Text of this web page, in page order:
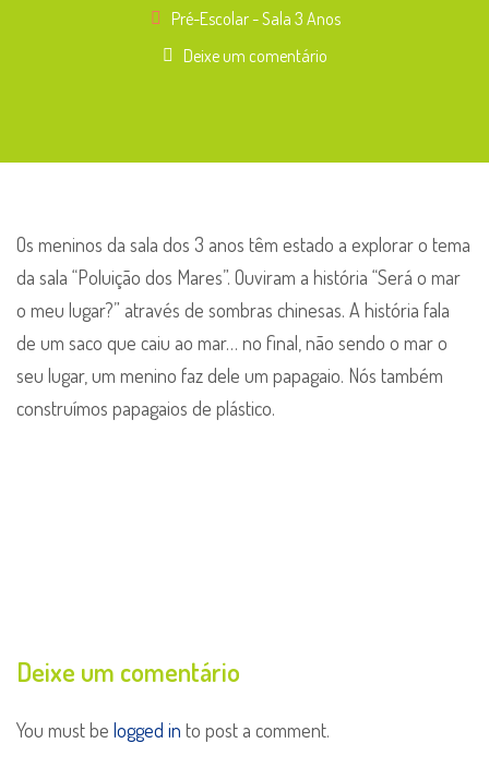
Pré-Escolar - Sala 3 Anos
Deixe um comentário
Os meninos da sala dos 3 anos têm estado a explorar o tema
da sala “Poluição dos Mares”. Ouviram a história “Será o mar
o meu lugar?” através de sombras chinesas. A história fala
de um saco que caiu ao mar… no final, não sendo o mar o
seu lugar, um menino faz dele um papagaio. Nós também
construímos papagaios de plástico.
Deixe um comentário
You must be logged in to post a comment.